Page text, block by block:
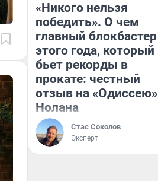
«Никого нельзя
победить». О чем
главный блокбастер
этого года, который
бьет рекорды в
прокате: честный
отзыв на «Одиссею»
Нолана
Стас Соколов
Эксперт